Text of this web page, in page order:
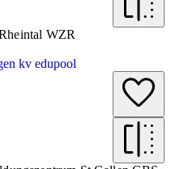
WZR
kv edupool